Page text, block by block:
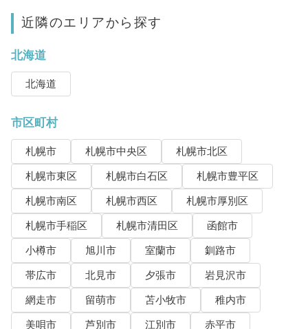
近隣のエリアから探す
北海道
北海道
市区町村
札幌市 札幌市中央区
札幌市北区
札幌市東区
札幌市白石区
札幌市豊平区
札幌市南区
札幌市西区
札幌市厚別区
札幌市手稲区
札幌市清田区
函館市
小樽市
旭川市 室蘭市
釧路市
帯広市
北見市 夕張市
岩見沢市
網走市
留萌市 苫小牧市
稚内市
美唄市
芦別市 江別市 赤平市